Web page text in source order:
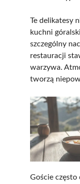
Te delikatesy
kuchni
szczególny
restauracji
warzywa.
tworzą
Goście często